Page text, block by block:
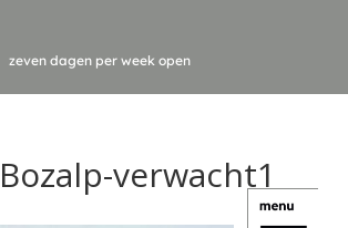
zeven dagen per week open
verwacht1